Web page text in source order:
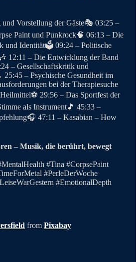
und Vorstellung der Gäste🎭 03:25 –
Paint und Punkrock🧠 06:13 – Die
und Identität🗳 09:24 – Politische
12:11 – Die Entwicklung der Band
– Gesellschaftskritik und
25:45 – Psychische Gesundheit im
bei der Therapiesuche
29:56 – Das Sportfest der
als Instrument🎵 45:33 –
47:11 – Kasabian – How
– Musik, die berührt, bewegt
#Tina #CorpsePaint
#PerleDerWoche
#EmotionalDepth
from Pixabay